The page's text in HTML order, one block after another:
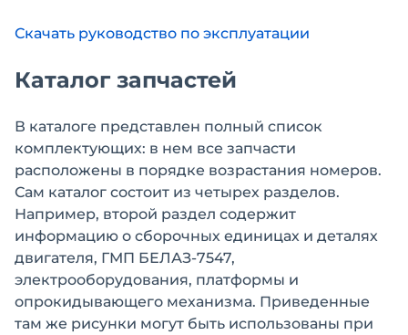
Скачать руководство по эксплуатации
Каталог запчастей
В каталоге представлен полный список
комплектующих: в нем все запчасти
расположены в порядке возрастания номеров.
Сам каталог состоит из четырех разделов.
Например, второй раздел содержит
информацию о сборочных единицах и деталях
двигателя, ГМП БЕЛАЗ-7547,
электрооборудования, платформы и
опрокидывающего механизма. Приведенные
там же рисунки могут быть использованы при